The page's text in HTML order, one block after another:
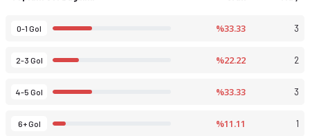
0-1 Gol %33.33 3
2-3 Gol %22.22 2
4-5 Gol %33.33 3
6+ Gol %11.11 1